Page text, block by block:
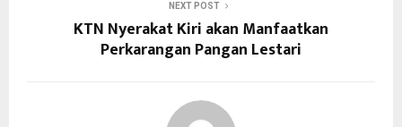
NEXT POST
KTN Nyerakat Kiri akan Manfaatkan
Perkarangan Pangan Lestari